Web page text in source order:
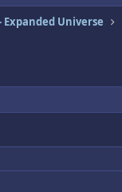
Expanded Universe